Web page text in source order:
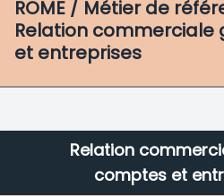
ROME / Métier de
Relation
et entreprises
Relation
comptes et